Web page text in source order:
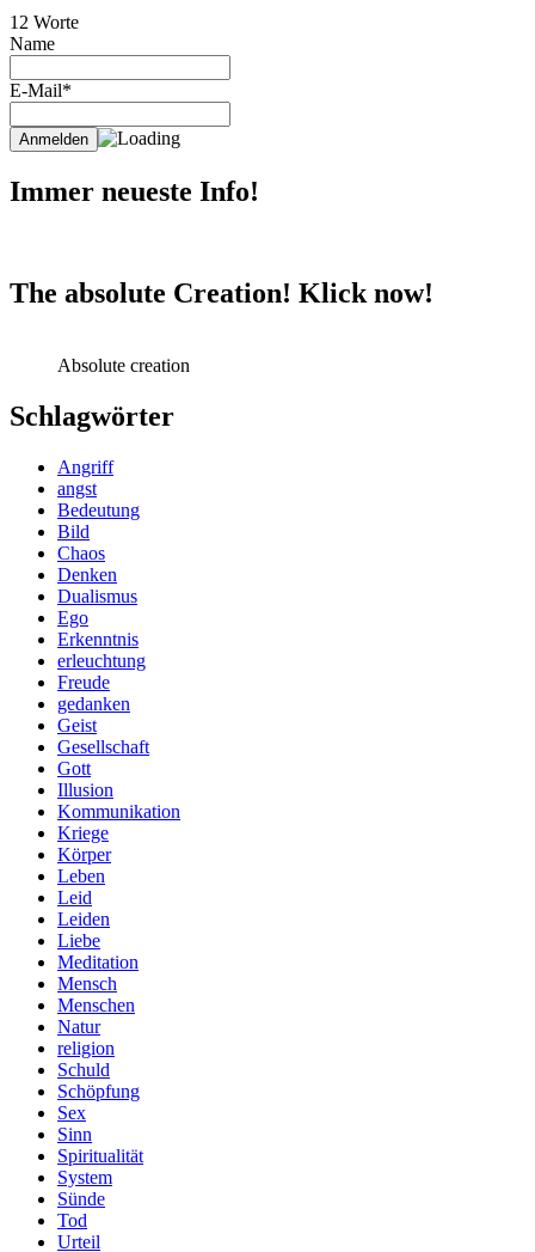
12 Worte
Name
E-Mail*
Immer neueste Info!
The absolute Creation! Klick now!
Absolute creation
Schlagwörter
Angriff
angst
Bedeutung
Bild
Chaos
Denken
Dualismus
Ego
Erkenntnis
erleuchtung
Freude
gedanken
Geist
Gesellschaft
Gott
Illusion
Kommunikation
Kriege
Körper
Leben
Leid
Leiden
Liebe
Meditation
Mensch
Menschen
Natur
religion
Schuld
Schöpfung
Sex
Sinn
Spiritualität
System
Sünde
Tod
Urteil